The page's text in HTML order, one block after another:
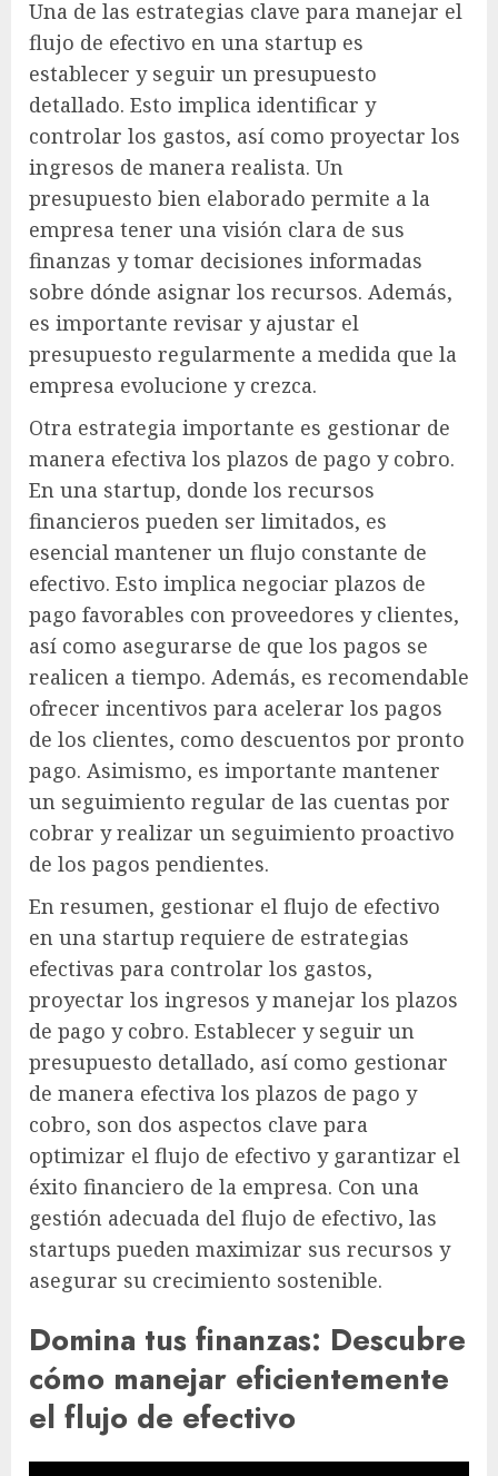
Una de las estrategias clave para manejar el
flujo de efectivo en una startup es
establecer y seguir un presupuesto
detallado. Esto implica identificar y
controlar los gastos, así como proyectar los
ingresos de manera realista. Un
presupuesto bien elaborado permite a la
empresa tener una visión clara de sus
finanzas y tomar decisiones informadas
sobre dónde asignar los recursos. Además,
es importante revisar y ajustar el
presupuesto regularmente a medida que la
empresa evolucione y crezca.
Otra estrategia importante es gestionar de
manera efectiva los plazos de pago y cobro.
En una startup, donde los recursos
financieros pueden ser limitados, es
esencial mantener un flujo constante de
efectivo. Esto implica negociar plazos de
pago favorables con proveedores y clientes,
así como asegurarse de que los pagos se
realicen a tiempo. Además, es recomendable
ofrecer incentivos para acelerar los pagos
de los clientes, como descuentos por pronto
pago. Asimismo, es importante mantener
un seguimiento regular de las cuentas por
cobrar y realizar un seguimiento proactivo
de los pagos pendientes.
En resumen, gestionar el flujo de efectivo
en una startup requiere de estrategias
efectivas para controlar los gastos,
proyectar los ingresos y manejar los plazos
de pago y cobro. Establecer y seguir un
presupuesto detallado, así como gestionar
de manera efectiva los plazos de pago y
cobro, son dos aspectos clave para
optimizar el flujo de efectivo y garantizar el
éxito financiero de la empresa. Con una
gestión adecuada del flujo de efectivo, las
startups pueden maximizar sus recursos y
asegurar su crecimiento sostenible.
Domina tus finanzas: Descubre
cómo manejar eficientemente
el flujo de efectivo